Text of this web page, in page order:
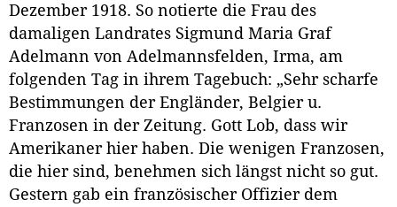
Dezember 1918. So notierte die Frau des
damaligen Landrates Sigmund Maria Graf
Adelmann von Adelmannsfelden, Irma, am
folgenden Tag in ihrem Tagebuch: „Sehr scharfe
Bestimmungen der Engländer, Belgier u.
Franzosen in der Zeitung. Gott Lob, dass wir
Amerikaner hier haben. Die wenigen Franzosen,
die hier sind, benehmen sich längst nicht so gut.
Gestern gab ein französischer Offizier dem